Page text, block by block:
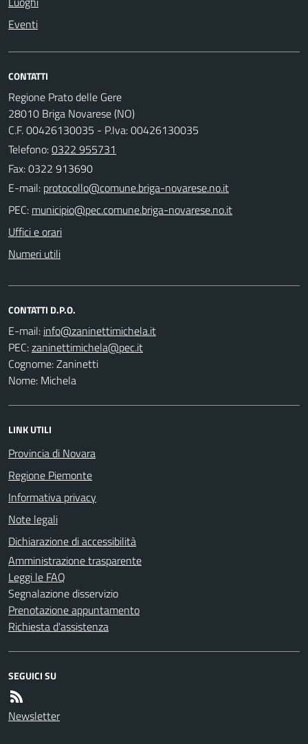
Eventi
CONTATTI
Regione Prato delle Gere
28010 Briga Novarese (NO)
C.F. 00426130035 - P.Iva: 00426130035
Telefono:0322 955731
Fax: 0322 913690
E-mail:
PEC:
Uffici e orari
Numeri utili
CONTATTI D.P.O.
E-mail:
PEC:
Cognome: Zaninetti
Nome: Michela
LINK UTILI
Provincia di Novara
Regione Piemonte
Informativa privacy
Note legali
Dichiarazione di accessibilità
Amministrazione trasparente
Leggi le FAQ
Segnalazione disservizio
Prenotazione appuntamento
Richiesta d'assistenza
SEGUICI SU
Newsletter